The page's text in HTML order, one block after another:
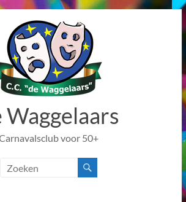
Waggelaars
voor 50+